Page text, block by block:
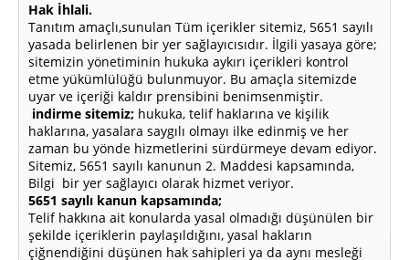
Hak İhlali.
Tanıtım amaçlı,sunulan Tüm içerikler sitemiz, 5651 sayılı
yasada belirlenen bir yer sağlayıcısıdır. İlgili yasaya göre;
sitemizin yönetiminin hukuka aykırı içerikleri kontrol
etme yükümlülüğü bulunmuyor. Bu amaçla sitemizde
uyar ve içeriği kaldır prensibini benimsenmiştir.
indirme sitemiz; hukuka, telif haklarına ve kişilik
haklarına, yasalara saygılı olmayı ilke edinmiş ve her
zaman bu yönde hizmetlerini sürdürmeye devam ediyor.
Sitemiz, 5651 sayılı kanunun 2. Maddesi kapsamında,
Bilgi bir yer sağlayıcı olarak hizmet veriyor.
5651 sayılı kanun kapsamında;
Telif hakkına ait konularda yasal olmadığı düşünülen bir
şekilde içeriklerin paylaşıldığını, yasal hakların
çiğnendiğini düşünen hak sahipleri ya da aynı mesleği